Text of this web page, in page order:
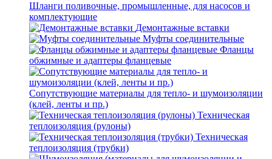
Шланги поливочные, промышленные, для насосов и
комплектующие
Демонтажные вставки
Муфты соединительные
Фланцы
обжимные и адаптеры фланцевые
Сопутствующие материалы для тепло- и шумоизоляции
(клей, ленты и пр.)
Техническая
теплоизоляция (рулоны)
Техническая
теплоизоляция (трубки)